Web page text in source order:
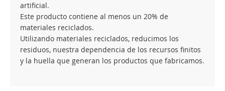
artificial.
Este producto contiene al menos un 20% de
materiales reciclados.
Utilizando materiales reciclados, reducimos los
residuos, nuestra dependencia de los recursos finitos
y la huella que generan los productos que fabricamos.